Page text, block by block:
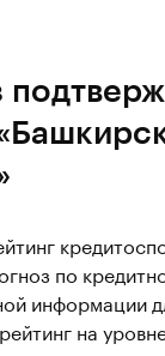
по
информации
на